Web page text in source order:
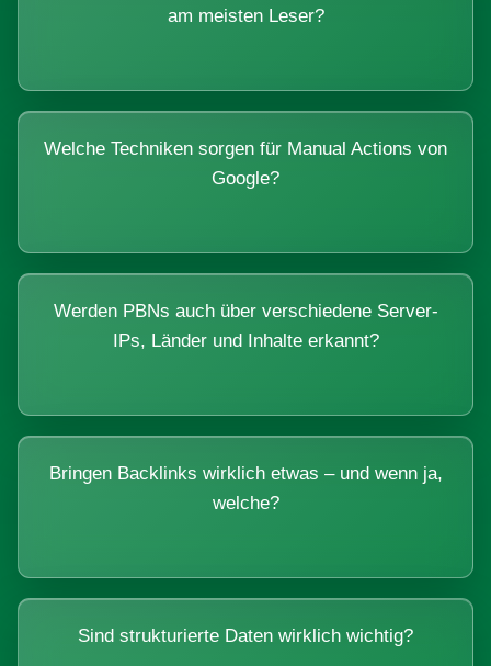
am meisten Leser?
Welche Techniken sorgen für Manual Actions von
Google?
Werden PBNs auch über verschiedene Server-
IPs, Länder und Inhalte erkannt?
Bringen Backlinks wirklich etwas – und wenn ja,
welche?
Sind strukturierte Daten wirklich wichtig?